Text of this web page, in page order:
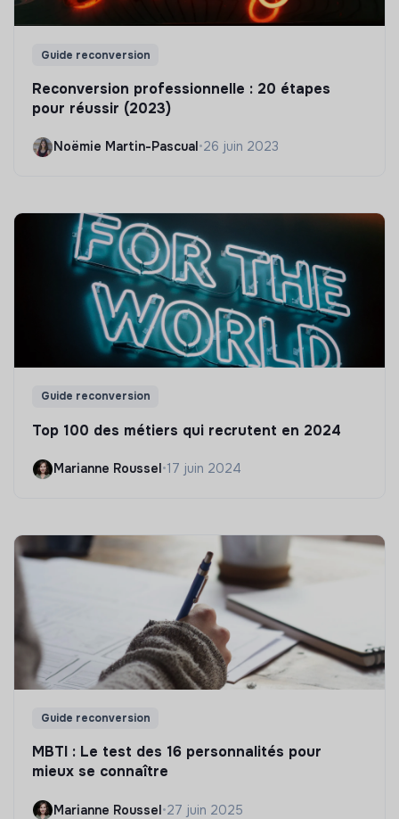
Guide reconversion
Reconversion professionnelle : 20 étapes
pour réussir (2023)
Noëmie Martin-Pascual •26 juin 2023
Guide reconversion
Top 100 des métiers qui recrutent en 2024
Marianne Roussel•17 juin 2024
Guide reconversion
MBTI : Le test des 16 personnalités pour
mieux se connaître
Marianne Roussel•27 juin 2025